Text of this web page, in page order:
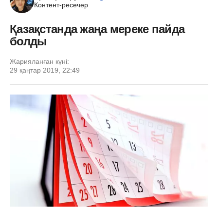
Контент-ресечер
Қазақстанда жаңа мереке пайда
болды
Жарияланған күні:
29 қаңтар 2019, 22:49